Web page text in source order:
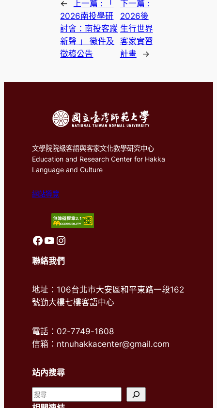
← 上一篇 :
「
2026南投學研
討會：南投客蹤
新聲 」 徵件及
徵稿公告
下一篇 :
2026後
生行世界
客家實習
計畫
→
文學院院級客語與客家文化教學研究中心
Education and Research Center for Hakka
Language and Culture
網站導覽
前往客語中心FaceBook 前往客語中心Youtube 前往客語中心Instagram
聯絡我們
地址：106台北市大安區和平東路一段162
號勤大樓七樓客語中心
電話：02-7749-1608
信箱：ntnuhakkacenter@gmail.com
站內搜尋
搜
尋